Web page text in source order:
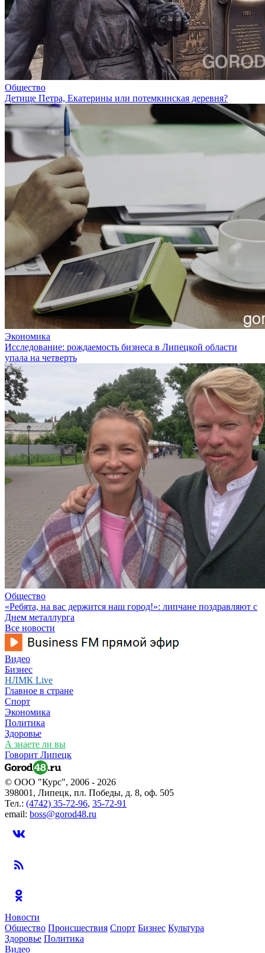
Общество
Детище Петра, Екатерины или потемкинская деревня?
Экономика
Исследование: рождаемость бизнеса в Липецкой области
упала на четверть
Общество
«Ребята, на вас держится наш город!»: липчане поздравляют с
Днем металлурга
Все новости
Видео
Бизнес
НЛМК Live
Главное в стране
Спорт
Экономика
Политика
Здоровье
А знаете ли вы
Говорит Липецк
© ООО "Курс", 2006 - 2026
398001, Липецк, пл. Победы, д. 8, оф. 505
Тел.: (4742) 35-72-96, 35-72-91
email: boss@gorod48.ru
Новости
Общество Происшествия Спорт Бизнес Культура
Здоровье Политика
Видео